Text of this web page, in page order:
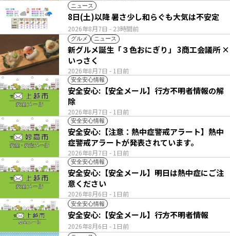
ニュース
2026年8月7日 - 23時間前
8日(土)以降 暑さ少し和らぐも大気は不安定
グルメ ニュース
2026年8月7日 - 1日前
新グルメ誕生「３色おにぎり」 3商工会議所 ×
いっさく
安全安心情報
2026年8月7日 - 1日前
安全安心:【安全メール】行方不明者情報の解
除
安全安心情報
2026年8月7日 - 1日前
安全安心:【注意：熱中症警戒アラート】熱中
症警戒アラートが発表されています。
安全安心情報
2026年8月6日 - 1日前
安全安心:【安全メール】明日は熱中症にご注
意ください
安全安心情報
2026年8月6日 - 1日前
安全安心:【安全メール】行方不明者情報